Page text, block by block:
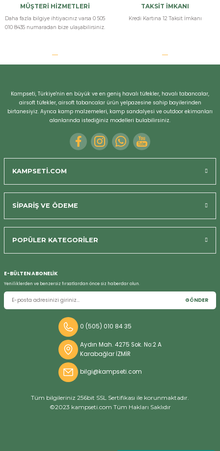
Havalı tüfek
BAŞARILI
aldığımdan beri kullanıyom hiç tık demedi kaliteli ürün havalı tüfek
dürbünüde çok güzel
serkan korkmaz | 30/12/2020
Yorum Yaz
MÜŞTERİ HİZMETLERİ
Daha fazla bilgiye ihtiyacınız varsa 0 505
010 8435 numaradan bize ulaşabilirsiniz.
TAKSİT İMKANI
Kredi Kartına 12 Taksit İmkanı
Kampseti, Türkiye'nin en büyük ve en geniş havalı tüfekler, havalı tabancalar,
airsoft tüfekler, airsoft tabancalar ürün yelpazesine sahip bayilerinden
birtanesiyiz. Ayrıca kamp malzemeleri, kamp sandalyesi ve outdoor ekimanları
alanlarında istediğiniz modelleri bulabilirsiniz.
KAMPSETİ.COM
SİPARİŞ VE ÖDEME
POPÜLER KATEGORİLER
E-BÜLTEN ABONELİK
Yeniliklerden ve benzersiz fırsatlardan önce siz haberdar olun.
GÖNDER
0 (505) 010 84 35
Aydın Mah. 4275 Sok. No:2 A
Karabağlar İZMİR
bilgi@kampseti.com
Tüm bilgileriniz 256bit SSL Sertifikası ile korunmaktadır.
©2023 kampseti.com Tüm Hakları Saklıdır
Bizi Arayın